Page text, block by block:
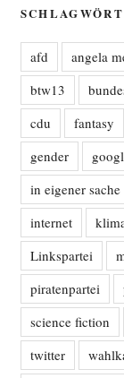
afd angela
btw13
cdu
fantasy
gender
in eigener sache
internet
Linkspartei
piratenpartei
science fiction
twitter